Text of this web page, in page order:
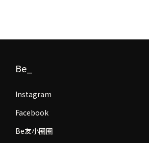
Be_
Instagram
Facebook
Be友小圈圈